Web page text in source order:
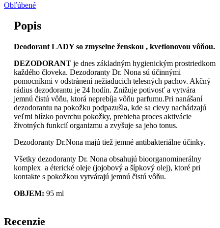
Obľúbené
Popis
Deodorant LADY so zmyselne ženskou , kvetionovou vôňou.
DEZODORANT je dnes základným hygienickým prostriedkom
každého človeka. Dezodoranty Dr. Nona sú účinnými
pomocníkmi v odstránení nežiaducich telesných pachov. Akčný
rádius dezodorantu je 24 hodín. Znižuje potivosť a vytvára
jemnú čistú vôňu, ktorá neprebíja vôňu parfumu.Pri nanášaní
dezodorantu na pokožku podpazušia, kde sa cievy nachádzajú
veľmi blízko povrchu pokožky, prebieha proces aktivácie
životných funkcií organizmu a zvyšuje sa jeho tonus.
Dezodoranty Dr.Nona majú tiež jemné antibakteriálne účinky.
Všetky dezodoranty Dr. Nona obsahujú bioorganominerálny
komplex a éterické oleje (jojobový a šípkový olej), ktoré pri
kontakte s pokožkou vytvárajú jemnú čistú vôňu.
OBJEM: 95 ml
Recenzie